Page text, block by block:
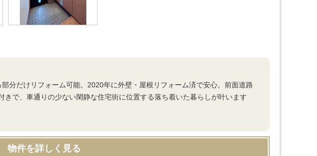
分だけリフォーム可能。2020年に外壁・屋根リフォーム済で安心。前面道路
きで、車通りの少ない閑静な住宅街に位置する落ち着いた暮らしが叶います
物件を詳しく見る